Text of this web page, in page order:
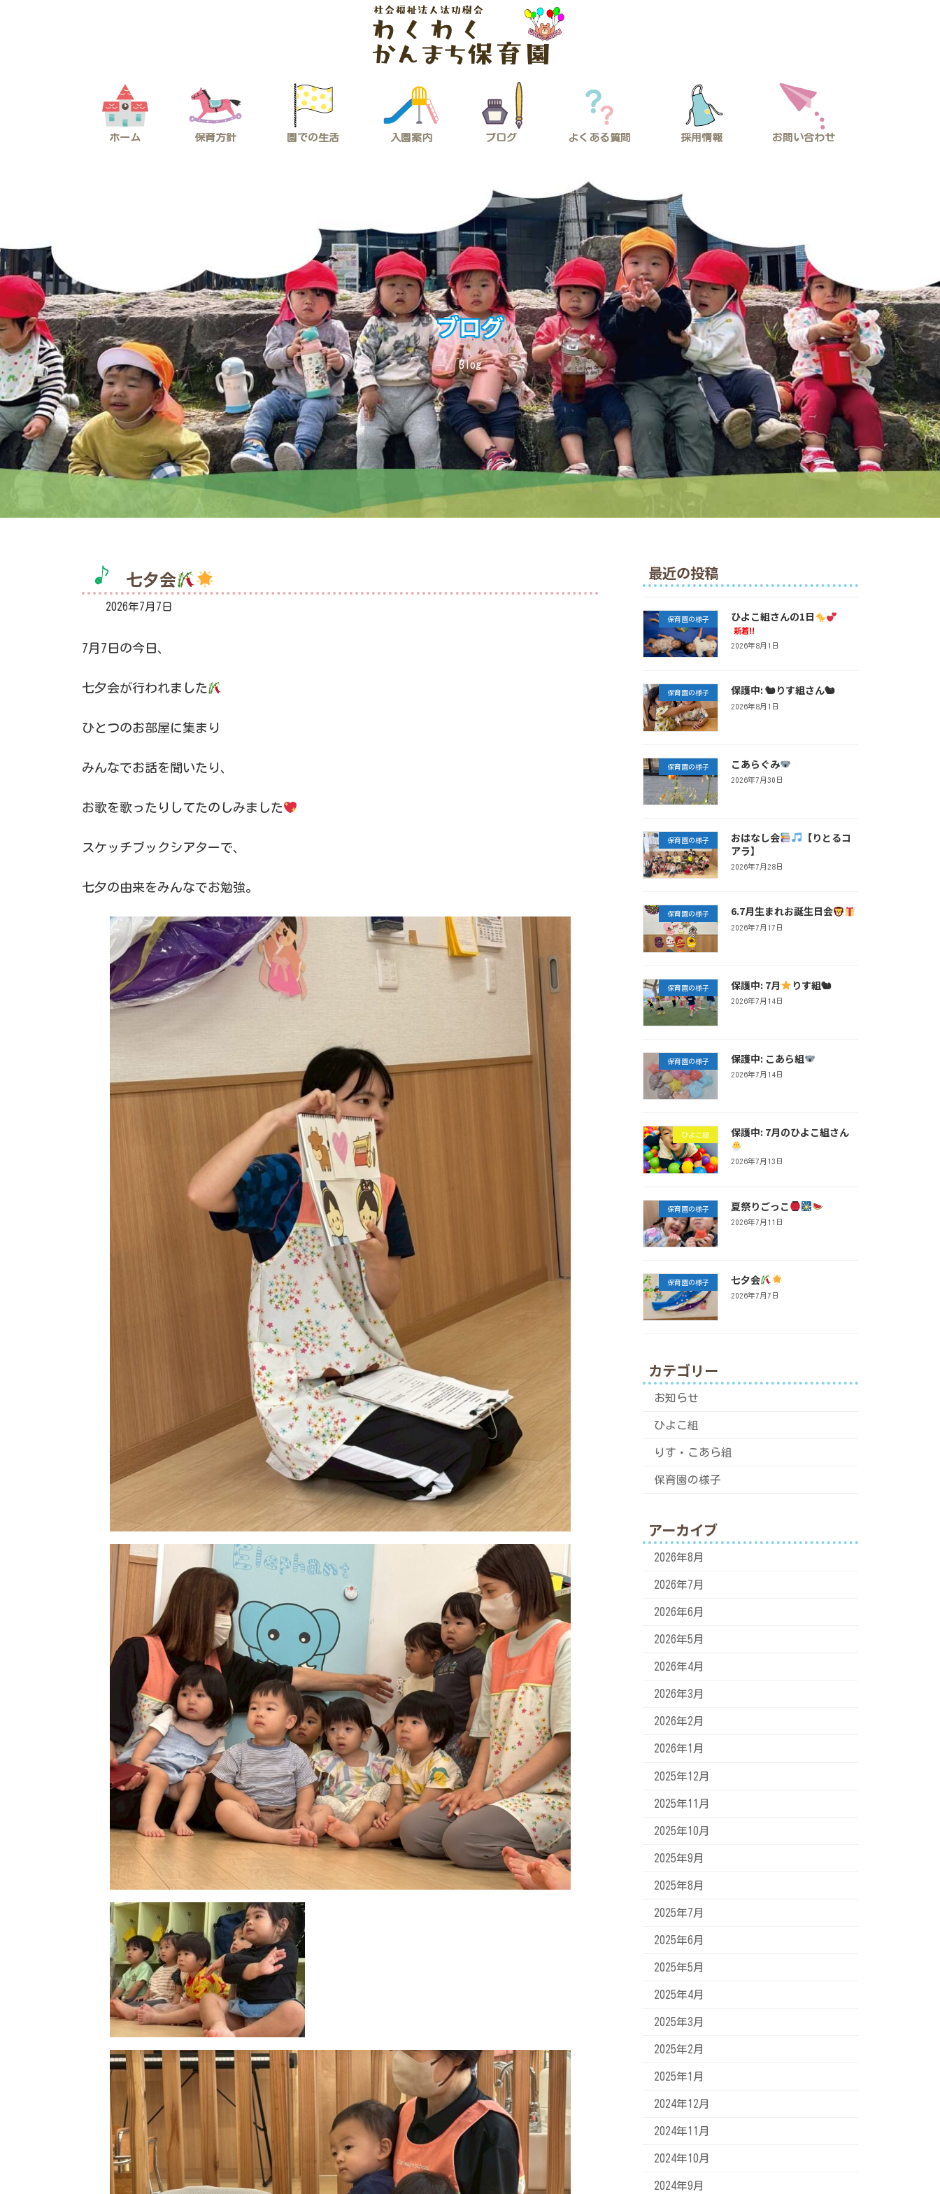
ホーム 保育方針 園での生活 入園案内 ブログ よくある質問 採用情報 お問い合わせ
ブログ
Blog
七夕会
2026年7月7日
7月7日の今日、
七夕会が行われました
ひとつのお部屋に集まり
みんなでお話を聞いたり、
お歌を歌ったりしてたのしみました
スケッチブックシアターで、
七夕の由来をみんなでお勉強。
最近の投稿
保育園の様子 ひよこ組さんの1日
新着!!
2026年8月1日
保育園の様子 保護中: 🐿りす組さん🐿
2026年8月1日
保育園の様子 こあらぐみ
2026年7月30日
保育園の様子 おはなし会
【りとるコ
アラ】
2026年7月28日
保育園の様子 6.7月生まれお誕生日会
2026年7月17日
保育園の様子 保護中: 7月 りす組🐿
2026年7月14日
保育園の様子 保護中: こあら組
2026年7月14日
ひよこ組 保護中: 7月のひよこ組さん
2026年7月13日
保育園の様子 夏祭りごっこ
2026年7月11日
保育園の様子 七夕会
2026年7月7日
カテゴリー
お知らせ
ひよこ組
りす・こあら組
保育園の様子
アーカイブ
2026年8月
2026年7月
2026年6月
2026年5月
2026年4月
2026年3月
2026年2月
2026年1月
2025年12月
2025年11月
2025年10月
2025年9月
2025年8月
2025年7月
2025年6月
2025年5月
2025年4月
2025年3月
2025年2月
2025年1月
2024年12月
2024年11月
2024年10月
2024年9月